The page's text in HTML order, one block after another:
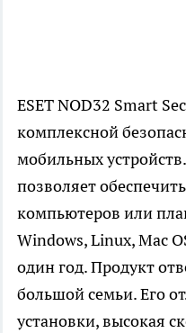
ESET NOD32 Smart
комплексной
мобильных
позволяет
компьютеров или
Windows, Linux, Mac
один год. Продукт
большой семьи. Его
установки, высокая